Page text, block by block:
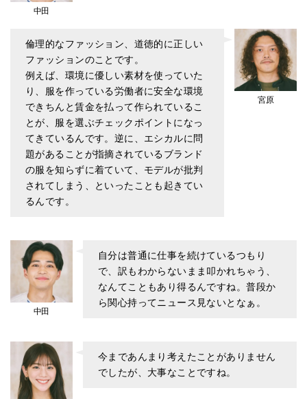
中田
宮原
倫理的なファッション、道徳的に正しい
ファッションのことです。
例えば、環境に優しい素材を使っていた
り、服を作っている労働者に安全な環境
できちんと賃金を払って作られているこ
とが、服を選ぶチェックポイントになっ
てきているんです。逆に、エシカルに問
題があることが指摘されているブランド
の服を知らずに着ていて、モデルが批判
されてしまう、といったことも起きてい
るんです。
中田
自分は普通に仕事を続けているつもり
で、訳もわからないまま叩かれちゃう、
なんてこともあり得るんですね。普段か
ら関心持ってニュース見ないとなぁ。
今まであんまり考えたことがありません
でしたが、大事なことですね。